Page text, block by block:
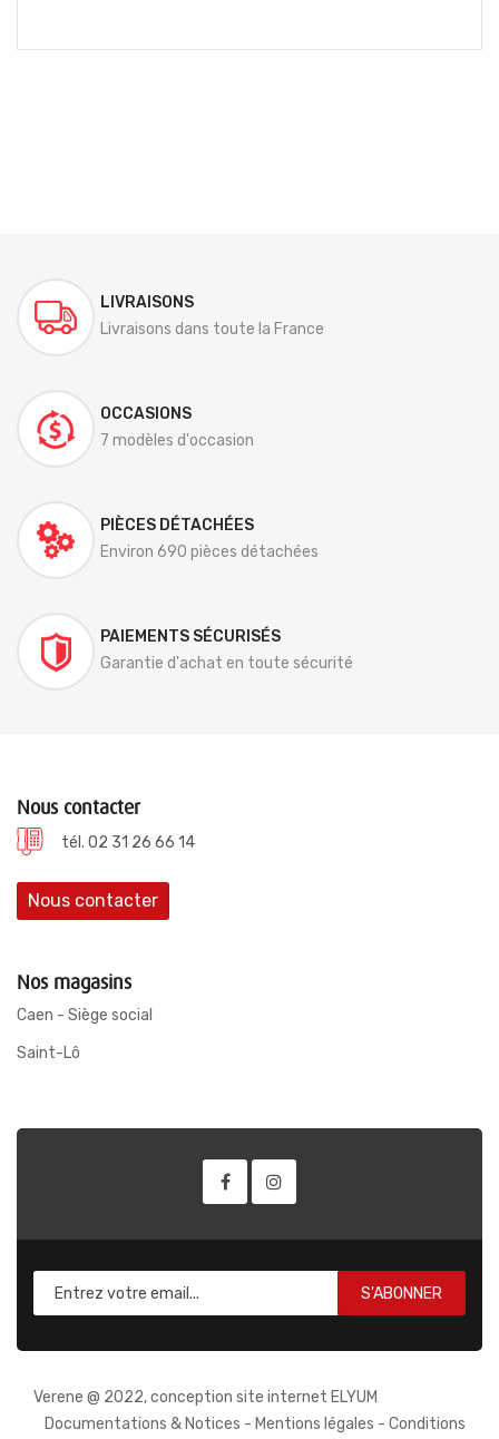
LIVRAISONS
Livraisons dans toute la France
OCCASIONS
7 modèles d'occasion
PIÈCES DÉTACHÉES
Environ 690 pièces détachées
PAIEMENTS SÉCURISÉS
Garantie d'achat en toute sécurité
Nous contacter
tél. 02 31 26 66 14
Nous contacter
Nos magasins
Caen - Siège social
Saint-Lô
S'ABONNER
Verene @ 2022, conception site internet ELYUM
Documentations & Notices - Mentions légales - Conditions